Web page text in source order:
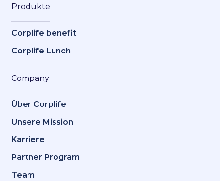
Produkte
Corplife benefit
Corplife Lunch
Company
Über Corplife
Unsere Mission
Karriere
Partner Program
Team